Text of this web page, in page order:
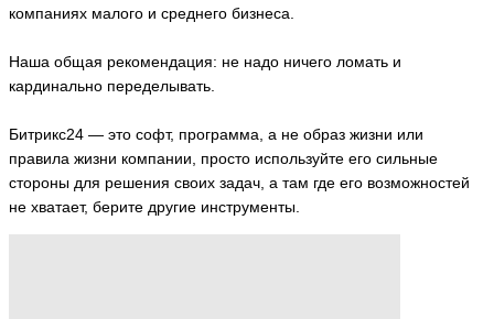
компаниях малого и среднего бизнеса.
Наша общая рекомендация: не надо ничего ломать и
кардинально переделывать.
Битрикс24 — это софт, программа, а не образ жизни или
правила жизни компании, просто используйте его сильные
стороны для решения своих задач, а там где его возможностей
не хватает, берите другие инструменты.